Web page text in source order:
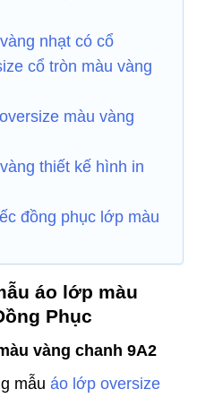
nhạt có cổ
cổ tròn màu vàng
màu vàng
thiết kế hình in
đồng phục lớp màu
áo lớp màu
Phục
vàng chanh 9A2
mẫu áo lớp oversize